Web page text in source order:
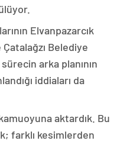
Elvanpazarcık
Belediye
arka planının
iddiaları da
aktardık. Bu
farklı kesimlerden